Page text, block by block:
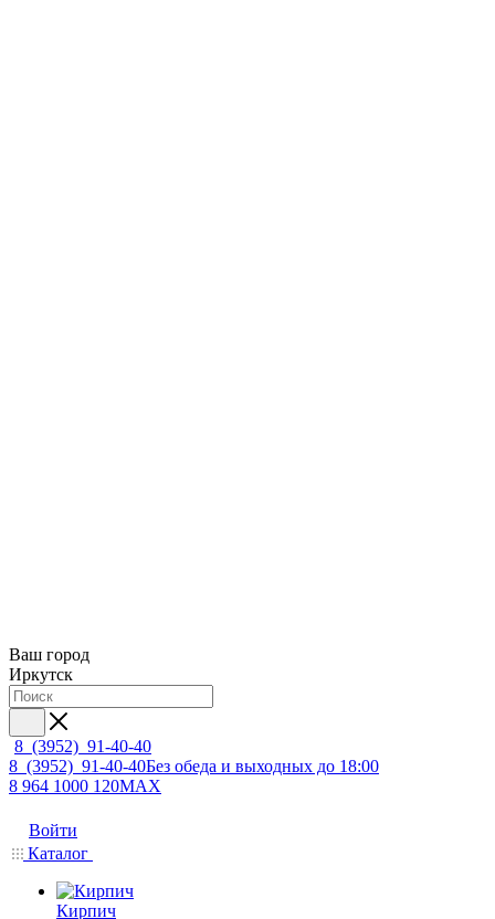
Ваш город
Иркутск
8 (3952) 91-40-40
8 (3952) 91-40-40Без обеда и выходных до 18:00
8 964 1000 120MAX
Войти
Каталог
Кирпич